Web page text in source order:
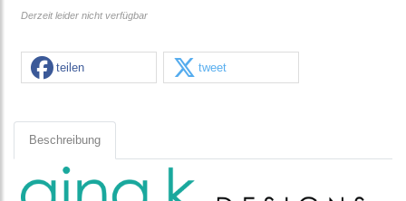
Derzeit leider nicht verfügbar
teilen tweet
Beschreibung